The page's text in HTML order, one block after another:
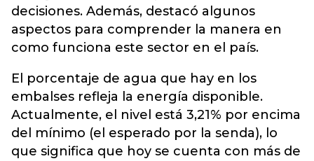
decisiones. Además, destacó algunos
aspectos para comprender la manera en
como funciona este sector en el país.
El porcentaje de agua que hay en los
embalses refleja la energía disponible.
Actualmente, el nivel está 3,21% por encima
del mínimo (el esperado por la senda), lo
que significa que hoy se cuenta con más de